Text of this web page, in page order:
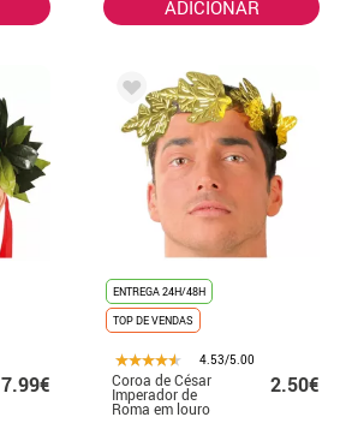
ADICIONAR
7.99€
ENTREGA 24H/48H
TOP DE VENDAS
4.53/5.00
Coroa de César
Imperador de
Roma em louro
2.50€